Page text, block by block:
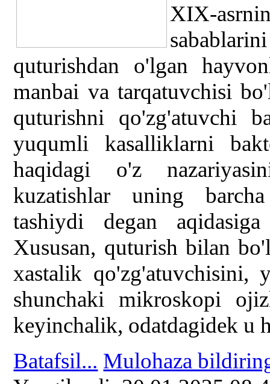
XIX-
quturishdan o'lgan
manbai va tarqatuvchisi
quturishni qo'zg'atuvchi
yuqumli kasalliklarni
haqidagi o'z
kuzatishlar uning
tashiydi degan
Xususan, quturish bilan
xastalik qo'zg'atuvchisini,
shunchaki mikroskopi
keyinchalik, odatdagidek u
Batafsil... Mulohaza